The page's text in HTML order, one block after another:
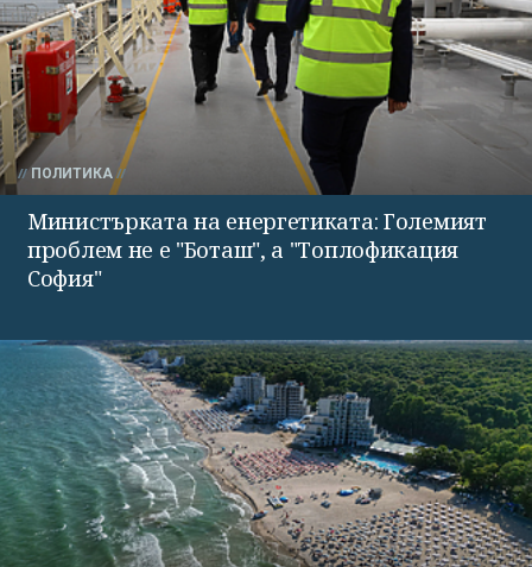
ПОЛИТИКА
Министърката на енергетиката: Големият
проблем не е "Боташ", а "Топлофикация
София"